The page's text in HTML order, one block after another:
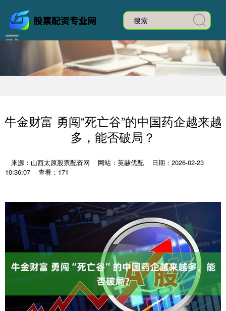
牛金财富 勇闯“死亡谷”的中国药企越来越
多，能否破局？
来源：山西太原股票配资网 网站：英赫优配
日期：2026-02-23
10:36:07
查看：171